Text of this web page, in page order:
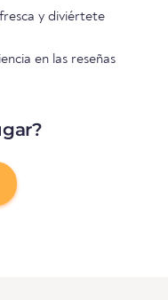
y diviértete
en las reseñas